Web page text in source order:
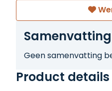
Samenvatting
Geen samenvatting
Product details